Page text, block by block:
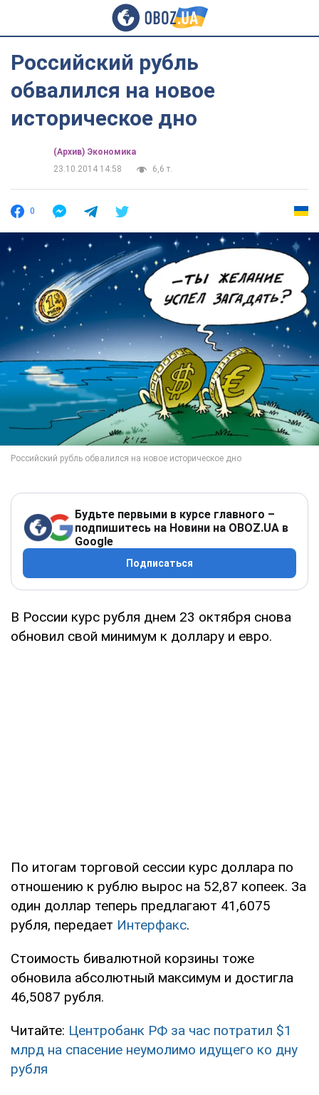
Российский рубль
обвалился на новое
историческое дно
(Архив) Экономика
23.10.2014 14:58
6,6 т.
0
Будьте первыми в курсе главного –
подпишитесь на Новини на OBOZ.UA в
Google
Подписаться
В России курс рубля днем 23 октября снова
обновил свой минимум к доллару и евро.
По итогам торговой сессии курс доллара по
отношению к рублю вырос на 52,87 копеек. За
один доллар теперь предлагают 41,6075
рубля, передает Интерфакс.
Стоимость бивалютной корзины тоже
обновила абсолютный максимум и достигла
46,5087 рубля.
Читайте: Центробанк РФ за час потратил $1
млрд на спасение неумолимо идущего ко дну
рубля